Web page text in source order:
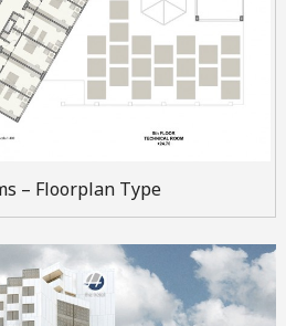
– Floorplan Type